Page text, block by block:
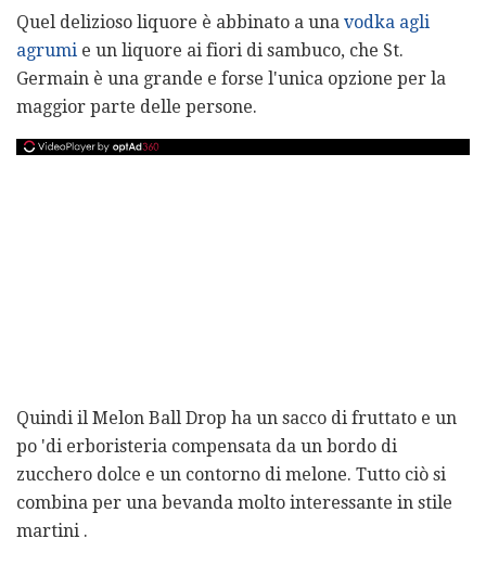
Quel delizioso liquore è abbinato a una vodka agli
agrumi e un liquore ai fiori di sambuco, che St.
Germain è una grande e forse l'unica opzione per la
maggior parte delle persone.
Quindi il Melon Ball Drop ha un sacco di fruttato e un
po 'di erboristeria compensata da un bordo di
zucchero dolce e un contorno di melone. Tutto ciò si
combina per una bevanda molto interessante in stile
martini .